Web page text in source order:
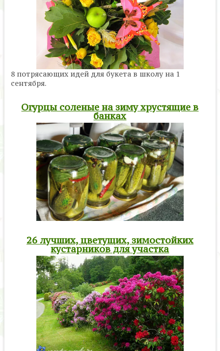
8 потрясающих идей для букета в школу на 1
сентября.
Огурцы соленые на зиму хрустящие в
банках
26 лучших, цветущих, зимостойких
кустарников для участка